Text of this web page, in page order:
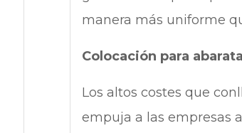
manera más uniforme
Colocación para
Los altos costes que
empuja a las empresas